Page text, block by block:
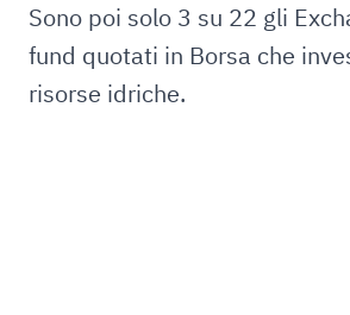
Sono poi solo 3 su 22 gli
fund quotati in Borsa che
risorse idriche.